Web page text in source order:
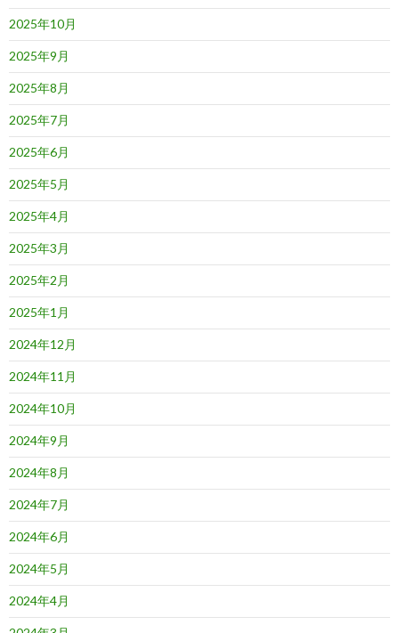
2025年10月
2025年9月
2025年8月
2025年7月
2025年6月
2025年5月
2025年4月
2025年3月
2025年2月
2025年1月
2024年12月
2024年11月
2024年10月
2024年9月
2024年8月
2024年7月
2024年6月
2024年5月
2024年4月